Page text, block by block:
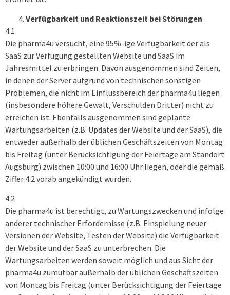
Verfügbarkeit und Reaktionszeit bei Störungen
4.1
Die pharma4u versucht, eine 95%-ige Verfügbarkeit der als
SaaS zur Verfügung gestellten Website und SaaS im
Jahresmittel zu erbringen. Davon ausgenommen sind Zeiten,
in denen der Server aufgrund von technischen sonstigen
Problemen, die nicht im Einflussbereich der pharma4u liegen
(insbesondere höhere Gewalt, Verschulden Dritter) nicht zu
erreichen ist. Ebenfalls ausgenommen sind geplante
Wartungsarbeiten (z.B. Updates der Website und der SaaS), die
entweder außerhalb der üblichen Geschäftszeiten von Montag
bis Freitag (unter Berücksichtigung der Feiertage am Standort
Augsburg) zwischen 10:00 und 16:00 Uhr liegen, oder die gemäß
Ziffer 4.2 vorab angekündigt wurden.
4.2
Die pharma4u ist berechtigt, zu Wartungszwecken und infolge
anderer technischer Erfordernisse (z.B. Einspielung neuer
Versionen der Website, Testen der Website) die Verfügbarkeit
der Website und der SaaS zu unterbrechen. Die
Wartungsarbeiten werden soweit möglich und aus Sicht der
pharma4u zumutbar außerhalb der üblichen Geschäftszeiten
von Montag bis Freitag (unter Berücksichtigung der Feiertage